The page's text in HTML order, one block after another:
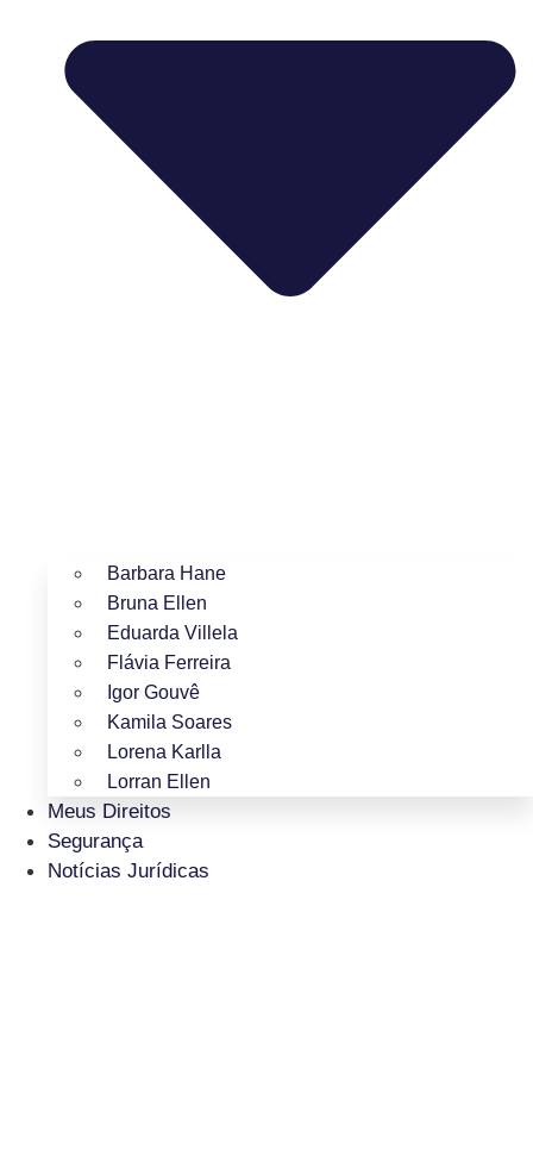
Barbara Hane
Bruna Ellen
Eduarda Villela
Flávia Ferreira
Igor Gouvê
Kamila Soares
Lorena Karlla
Lorran Ellen
Meus Direitos
Segurança
Notícias Jurídicas